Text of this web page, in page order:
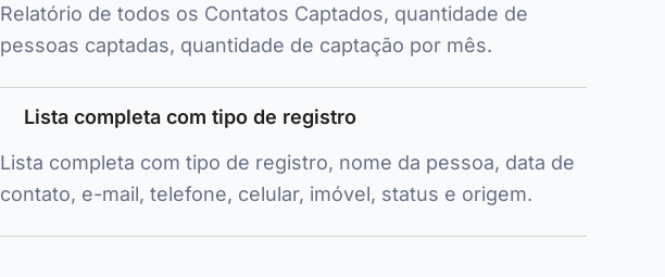
Relatório de todos os Contatos Captados, quantidade de
pessoas captadas, quantidade de captação por mês.
Lista completa com tipo de registro
Lista completa com tipo de registro, nome da pessoa, data de
contato, e-mail, telefone, celular, imóvel, status e origem.